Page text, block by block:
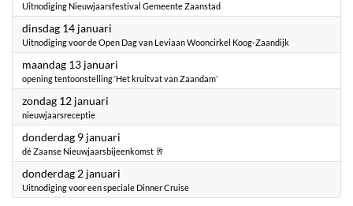
Uitnodiging Nieuwjaarsfestival Gemeente Zaanstad
dinsdag 14 januari
Uitnodiging voor de Open Dag van Leviaan Wooncirkel Koog-Zaandijk
maandag 13 januari
opening tentoonstelling ‘Het kruitvat van Zaandam’
zondag 12 januari
nieuwjaarsreceptie
donderdag 9 januari
dé Zaanse Nieuwjaarsbijeenkomst 🥂
donderdag 2 januari
Uitnodiging voor een speciale Dinner Cruise